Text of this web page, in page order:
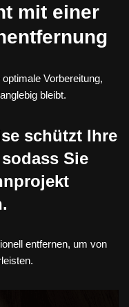
mit einer
Vorbereitung,
bleibt.
schützt Ihre
Sie
entfernen, um von